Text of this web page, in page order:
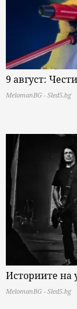
9 август:
MelomanBG - Sled5.bg
Историите на
MelomanBG - Sled5.bg